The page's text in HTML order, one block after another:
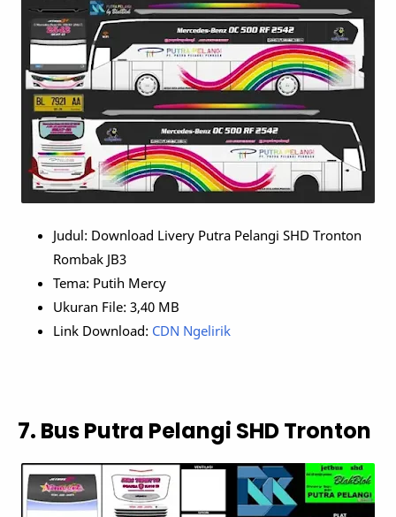
Judul: Download Livery Putra Pelangi SHD Tronton
Rombak JB3
Tema: Putih Mercy
Ukuran File: 3,40 MB
Link Download: CDN Ngelirik
7. Bus Putra Pelangi SHD Tronton